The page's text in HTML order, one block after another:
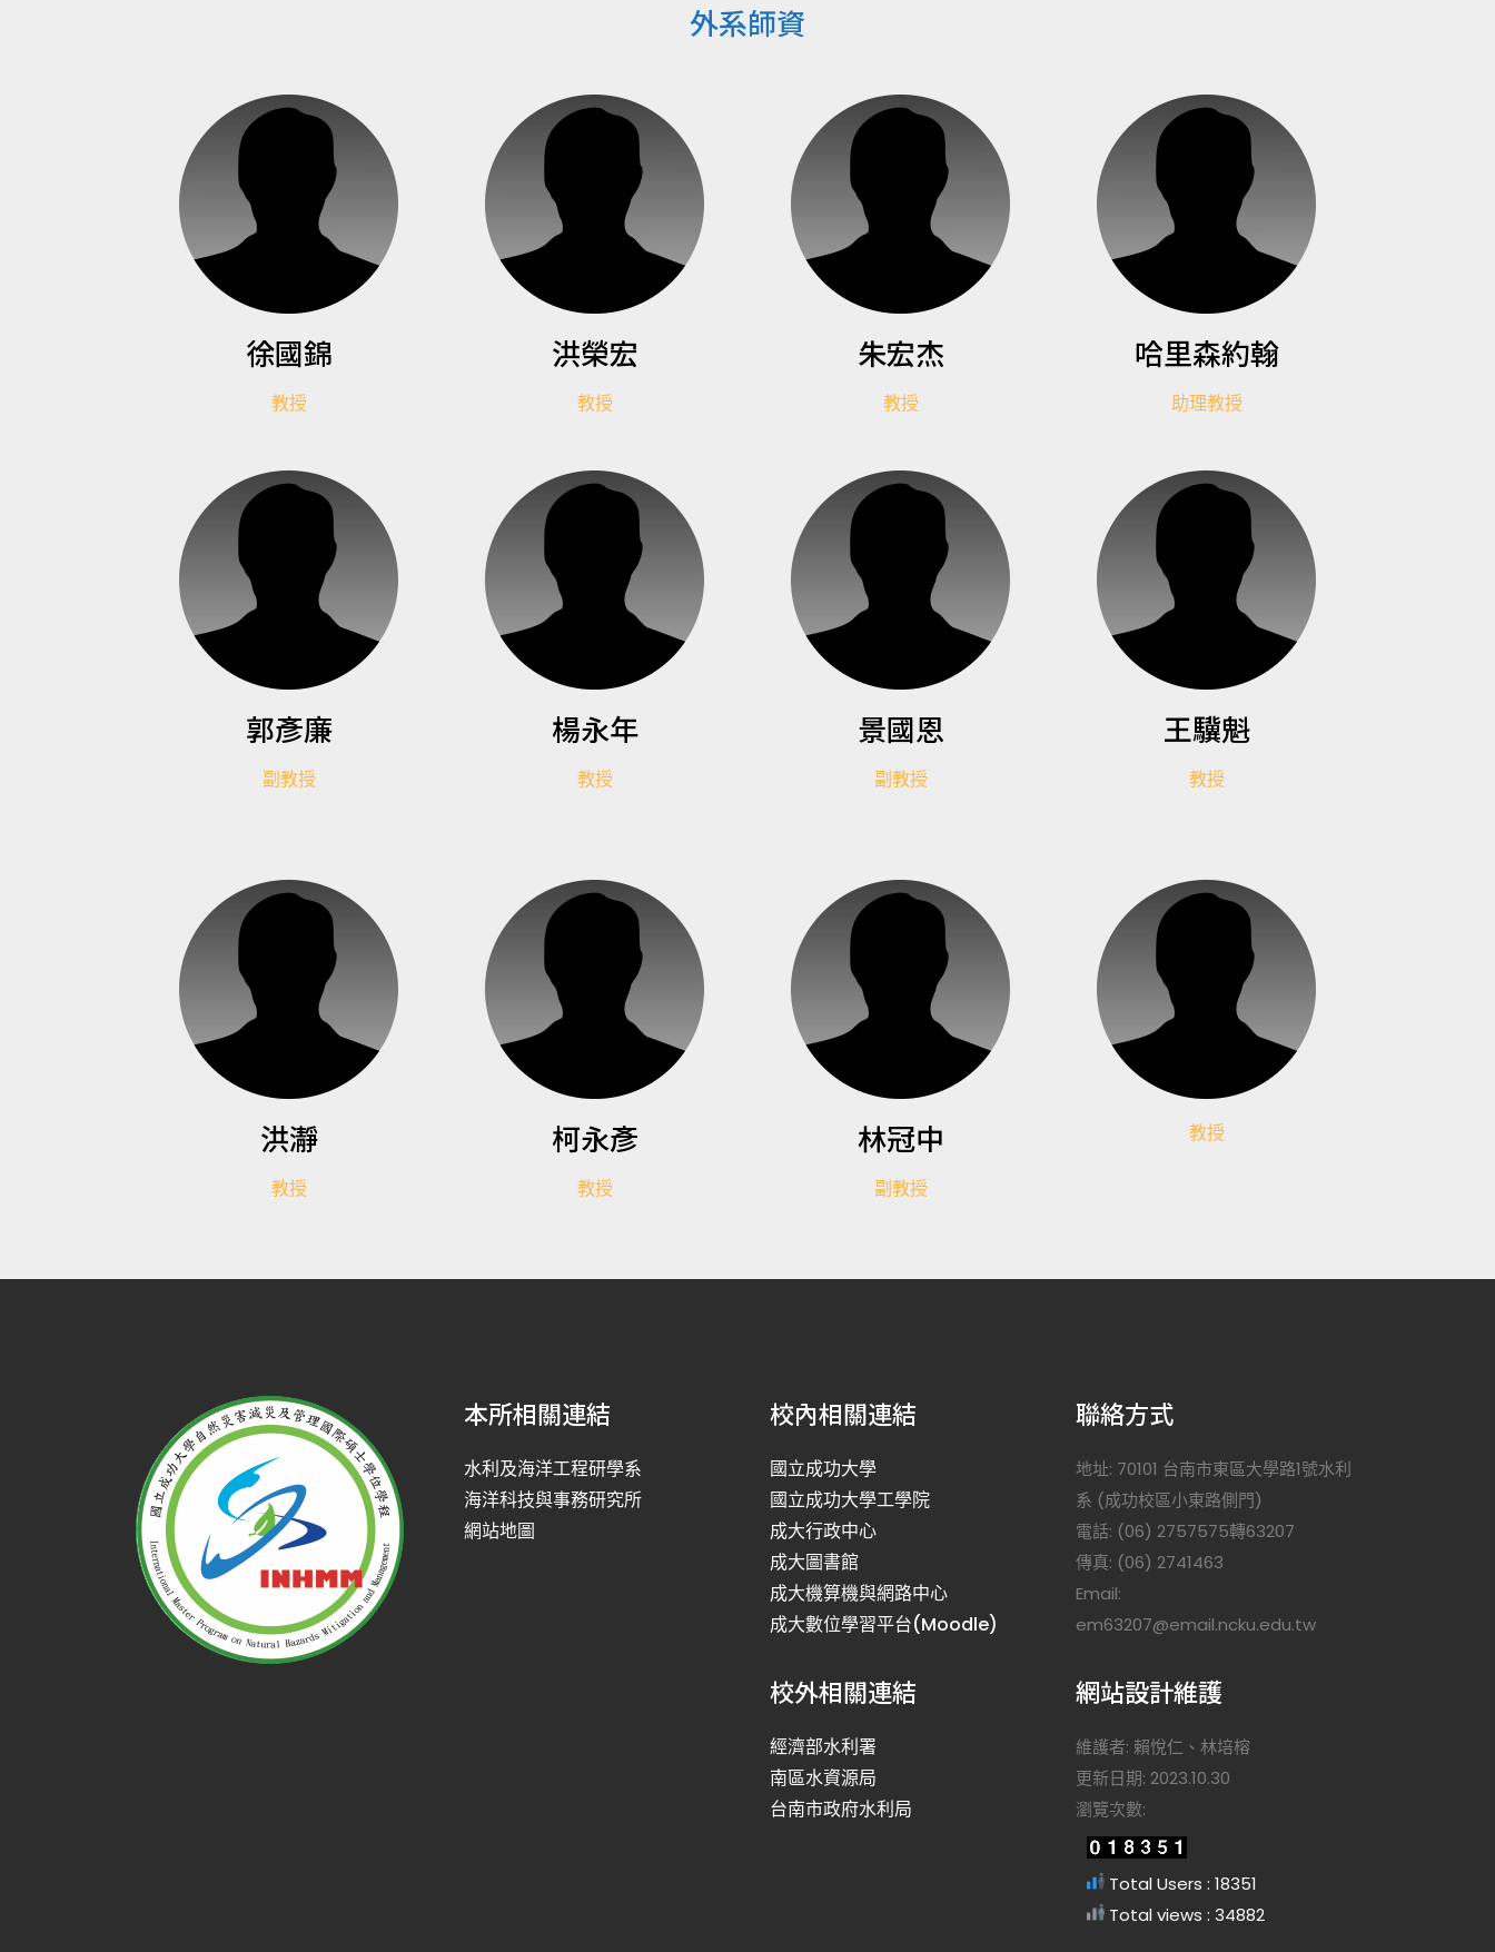
外系師資
徐國錦
教授
洪榮宏
教授
朱宏杰
教授
哈里森約翰
助理教授
郭彥廉
副教授
楊永年
教授
景國恩
副教授
王驥魁
教授
洪瀞
教授
柯永彥
教授
林冠中
副教授
教授
本所相關連結
水利及海洋工程研學系
海洋科技與事務研究所
網站地圖
校內相關連結
國立成功大學
國立成功大學工學院
成大行政中心
成大圖書館
成大機算機與網路中心
成大數位學習平台(Moodle)
校外相關連結
經濟部水利署
南區水資源局
台南市政府水利局
聯絡方式
地址: 70101 台南市東區大學路1號水利
系 (成功校區小東路側門)
電話: (06) 2757575轉63207
傳真: (06) 2741463
Email:
em63207@email.ncku.edu.tw
網站設計維護
維護者: 賴悅仁、林培榕
更新日期: 2023.10.30
瀏覽次數:
Total Users : 18351
Total views : 34882